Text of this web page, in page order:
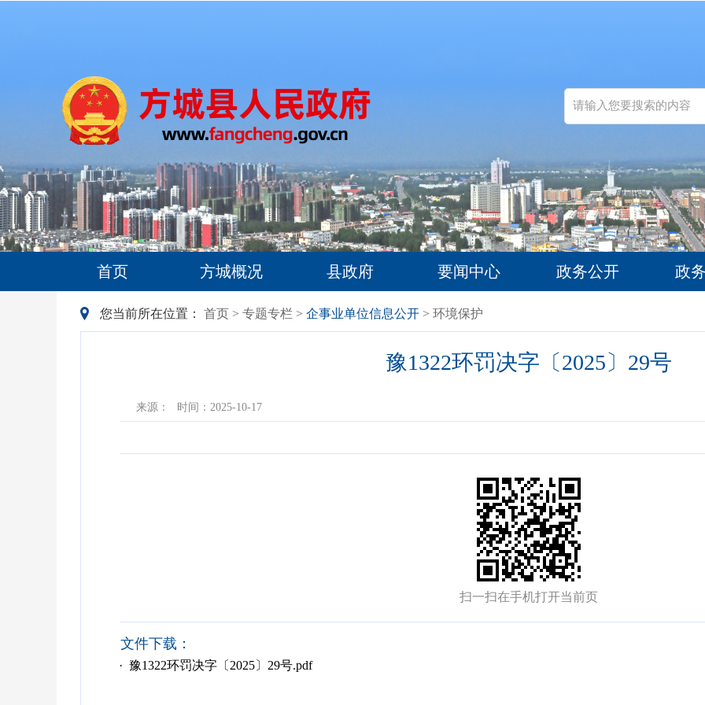
首页 方城概况 县政府 要闻中心 政务公开 政
您当前所在位置： 首页 > 专题专栏 > 企事业单位信息公开 > 环境保护
豫1322环罚决字〔2025〕29号
来源： 时间：2025-10-17
扫一扫在手机打开当前页
文件下载：
· 豫1322环罚决字〔2025〕29号.pdf